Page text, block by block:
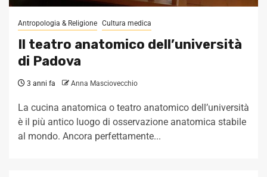
Antropologia & Religione Cultura medica
Il teatro anatomico dell’università
di Padova
3 anni fa Anna Masciovecchio
La cucina anatomica o teatro anatomico dell’università
è il più antico luogo di osservazione anatomica stabile
al mondo. Ancora perfettamente...